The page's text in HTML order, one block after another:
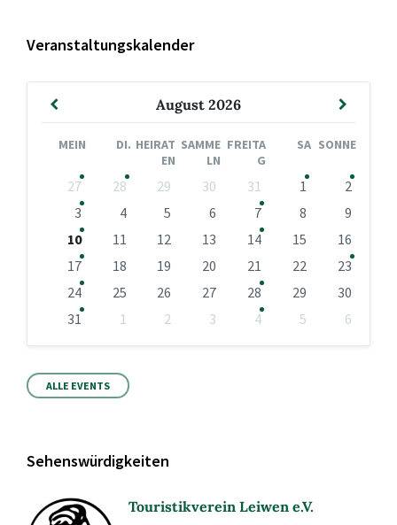
Veranstaltungskalender
August 2026
Vormonat
MEIN DI. HEIRAT
EN
SAMME
LN
FREITA
G
SA SONNE
Kalendertage
überspringen
27 28 29 30 31 1
2
3
4 5 6 7 8
9
10
11 12 13 14 15
16
17
18 19 20 21 22
23
24
25 26 27 28 29
30
31
1 2 3 4 5
6
den
Kalendertagen
ALLE EVENTS
Sehenswürdigkeiten
Touristikverein Leiwen e.V.